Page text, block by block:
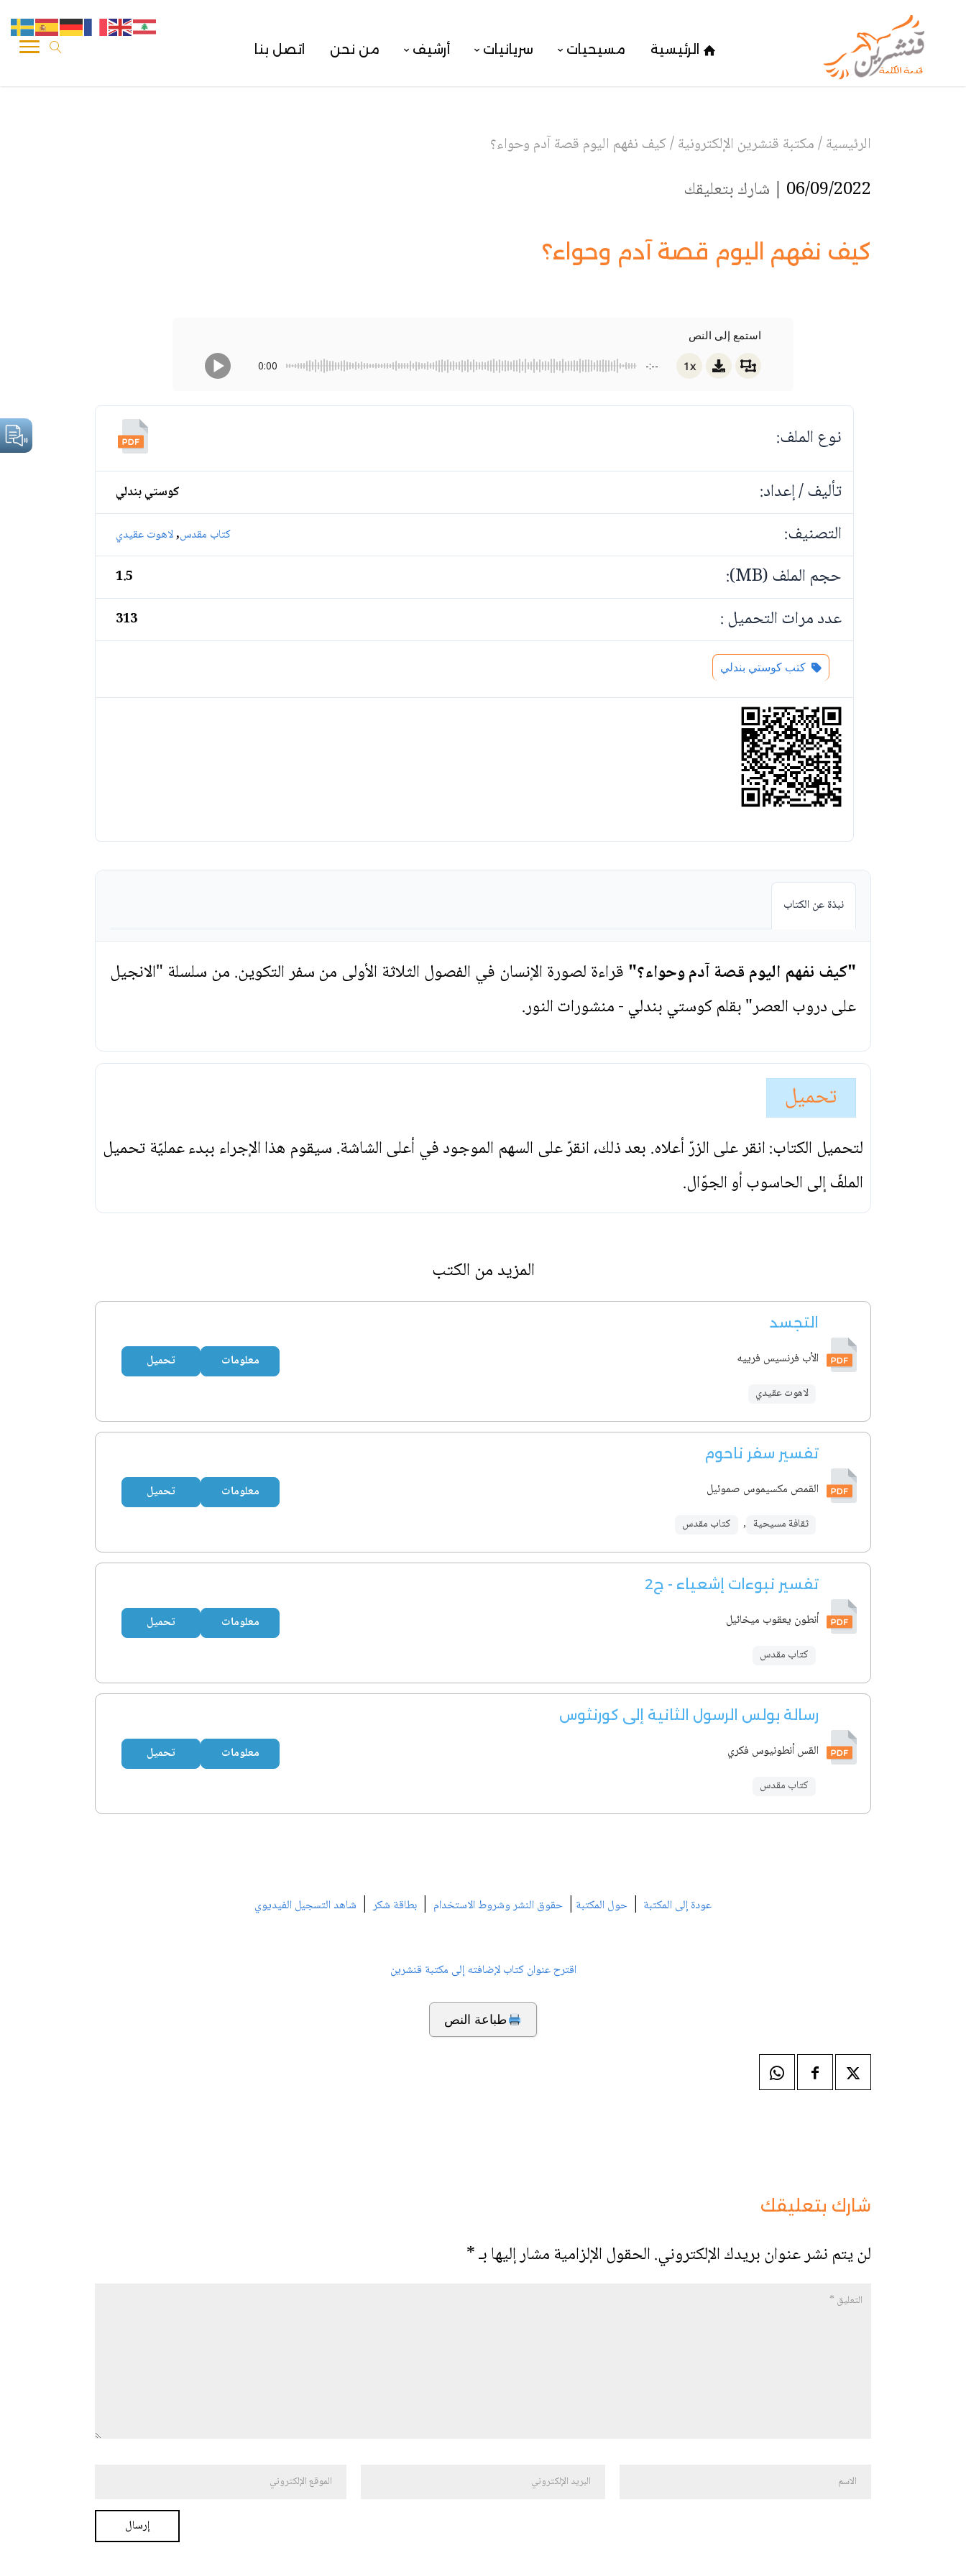
الرئيسية مسيحيات سريانيات أرشيف من نحن اتصل بنا
الرئيسية/مكتبة قنشرين الإلكترونية/كيف نفهم اليوم قصة آدم وحواء؟
06/09/2022 | شارك بتعليقك
كيف نفهم اليوم قصة آدم وحواء؟
استمع إلى النص
0:00 -:-- 1x
نوع الملف:
تأليف / إعداد:
كوستي بندلي
التصنيف: كتاب مقدس,لاهوت عقيدي
حجم الملف (MB): 1.5
عدد مرات التحميل : 313
كتب كوستي بندلي
نبذة عن الكتاب
"كيف نفهم اليوم قصة آدم وحواء؟"قراءة لصورة الإنسان في الفصول الثلاثة الأولى من سفر التكوين. من سلسلة "الانجيل
على دروب العصر" بقلم كوستي بندلي - منشورات النور.
تحميل
لتحميل الكتاب: انقر على الزرّ أعلاه. بعد ذلك، انقرّ على السهم الموجود في أعلى الشاشة. سيقوم هذا الإجراء ببدء عمليّة تحميل
الملفّ إلى الحاسوب أو الجوّال.
المزيد من الكتب
التجسد
الأب فرنسيس فرييه
لاهوت عقيدي
معلومات تحميل
تفسير سفر ناحوم
القمص مكسيموس صموئيل
ثقافة مسيحية , كتاب مقدس
معلومات تحميل
تفسير نبوءات إشعياء - ج2
أنطون يعقوب ميخائيل
كتاب مقدس
معلومات تحميل
رسالة بولس الرسول الثانية إلى كورنثوس
القس أنطونيوس فكري
كتاب مقدس
معلومات تحميل
عودة إلى المكتبة | حول المكتبة | حقوق النشر وشروط الاستخدام | بطاقة شكر| شاهد التسجيل الفيديوي
اقترح عنوان كتاب لإضافته إلى مكتبة قنشرين
طباعة النص
شارك بتعليقك
لن يتم نشر عنوان بريدك الإلكتروني.الحقول الإلزامية مشار إليها بـ*